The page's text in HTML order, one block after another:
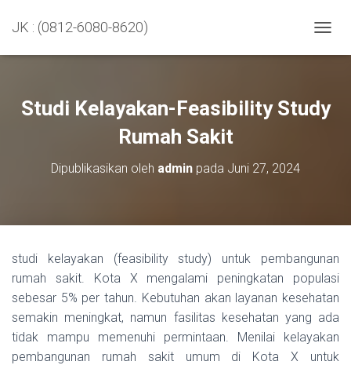
JK : (0812-6080-8620)
Studi Kelayakan-Feasibility Study
Rumah Sakit
Dipublikasikan oleh admin pada Juni 27, 2024
studi kelayakan (feasibility study) untuk pembangunan
rumah sakit. Kota X mengalami peningkatan populasi
sebesar 5% per tahun. Kebutuhan akan layanan kesehatan
semakin meningkat, namun fasilitas kesehatan yang ada
tidak mampu memenuhi permintaan. Menilai kelayakan
pembangunan rumah sakit umum di Kota X untuk